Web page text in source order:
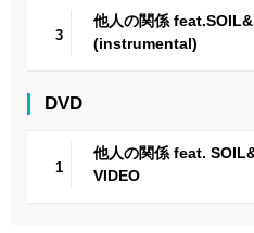
3
他人の関係
(instrumental)
DVD
1
他人の関係 feat.
VIDEO